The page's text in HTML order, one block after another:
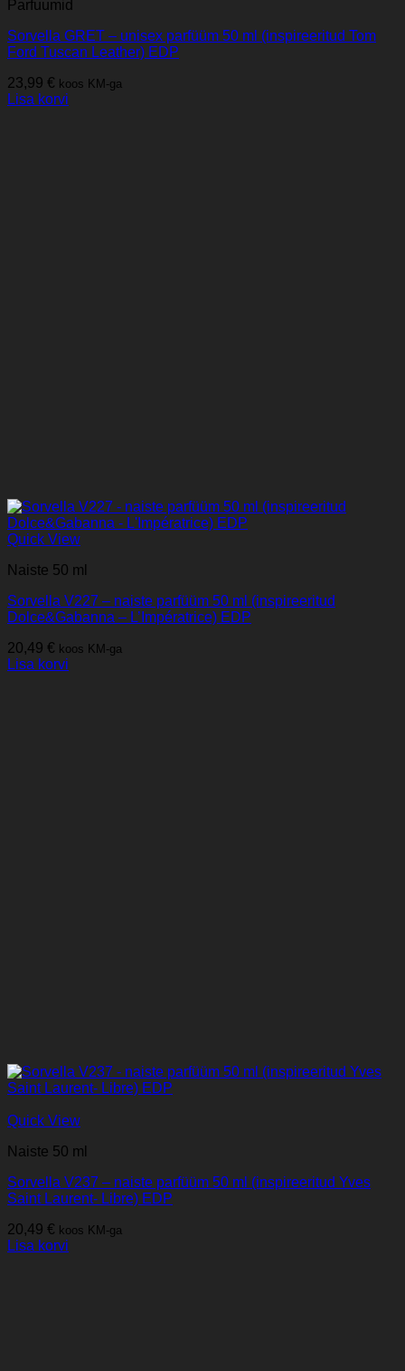
Parfuumid
Sorvella GRET – unisex parfüüm 50 ml (inspireeritud Tom
Ford Tuscan Leather) EDP
23,99 € koos KM-ga
Lisa korvi
Quick View
Naiste 50 ml
Sorvella V227 – naiste parfüüm 50 ml (inspireeritud
Dolce&Gabanna – L’Impératrice) EDP
20,49 € koos KM-ga
Lisa korvi
Quick View
Naiste 50 ml
Sorvella V237 – naiste parfüüm 50 ml (inspireeritud Yves
Saint Laurent- Libre) EDP
20,49 € koos KM-ga
Lisa korvi